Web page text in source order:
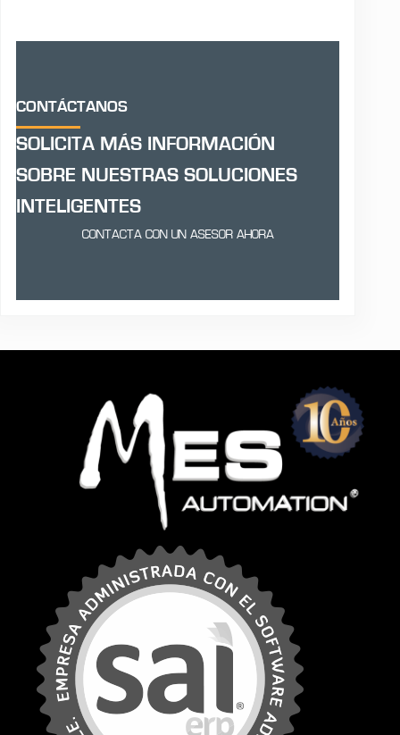
CONTÁCTANOS
SOLICITA MÁS INFORMACIÓN
SOBRE NUESTRAS SOLUCIONES
INTELIGENTES
CONTACTA CON UN ASESOR AHORA